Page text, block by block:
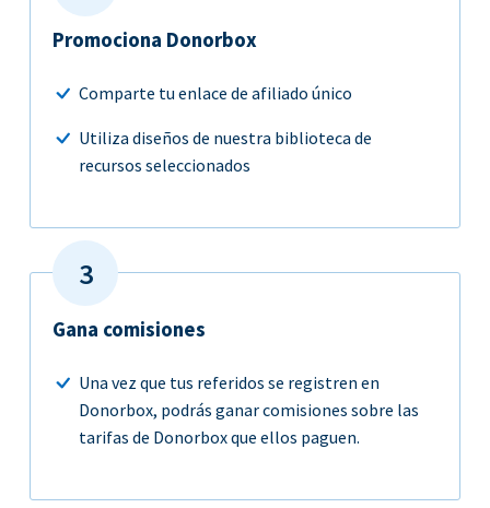
Promociona Donorbox
Comparte tu enlace de afiliado único
Utiliza diseños de nuestra biblioteca de
recursos seleccionados
Gana comisiones
Una vez que tus referidos se registren en
Donorbox, podrás ganar comisiones sobre las
tarifas de Donorbox que ellos paguen.